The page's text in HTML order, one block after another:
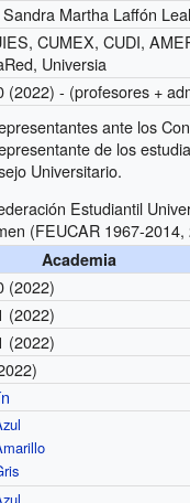
Sandra Martha Laffón Leal
CUMEX, CUDI,
Universia
(2022) - (profesores +
ante los
de los
Universitario.
Estudiantil
(FEUCAR 1967-2014,
Academia
(2022)
(2022)
(2022)